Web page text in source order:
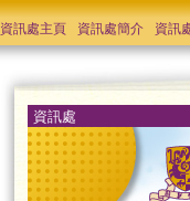
資訊處主頁 資訊處簡介 資訊
資訊處